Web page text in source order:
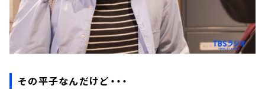
その平子なんだけど・・・